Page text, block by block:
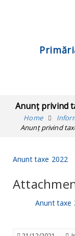
Anunț privind
Home
Anunț privind
Anunt taxe 2022
Anunt taxe